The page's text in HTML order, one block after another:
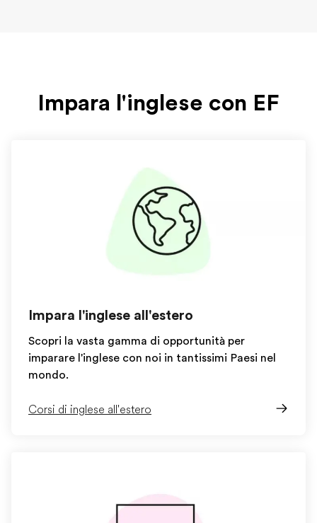
Impara l'inglese con EF
Impara l'inglese all'estero
Scopri la vasta gamma di opportunità per
imparare l'inglese con noi in tantissimi Paesi nel
mondo.
Corsi di inglese all'estero